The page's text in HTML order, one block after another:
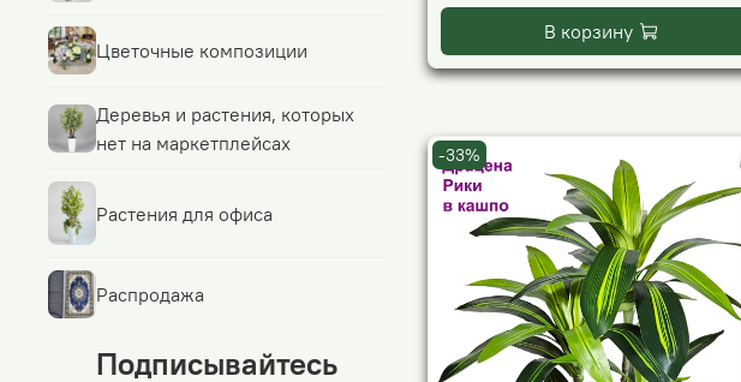
В корзину
-33%
Цветочные композиции
Деревья и растения, которых
нет на маркетплейсах
Растения для офиса
Распродажа
Подписывайтесь